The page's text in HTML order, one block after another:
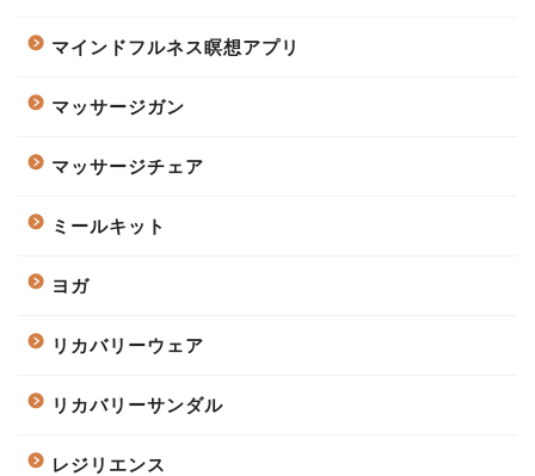
マインドフルネス瞑想アプリ
マッサージガン
マッサージチェア
ミールキット
ヨガ
リカバリーウェア
リカバリーサンダル
レジリエンス